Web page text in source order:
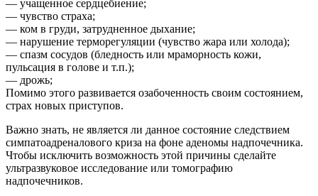
— учащенное сердцебиение;
— чувство страха;
— ком в груди, затрудненное дыхание;
— нарушение терморегуляции (чувство жара или холода);
— спазм сосудов (бледность или мраморность кожи,
пульсация в голове и т.п.);
— дрожь;
Помимо этого развивается озабоченность своим состоянием,
страх новых приступов.
Важно знать, не является ли данное состояние следствием
симпатоадреналового криза на фоне аденомы надпочечника.
Чтобы исключить возможность этой причины сделайте
ультразвуковое исследование или томографию
надпочечников.